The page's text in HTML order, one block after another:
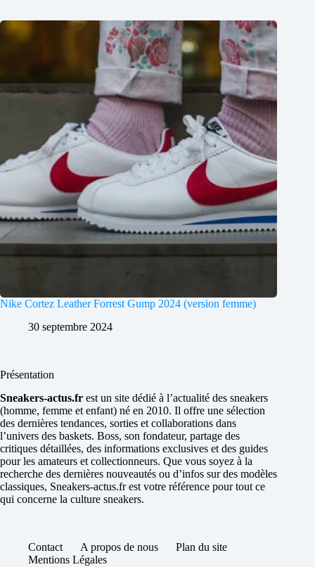
Nike Cortez Leather Forrest Gump 2024 (version femme)
30 septembre 2024
Présentation
Sneakers-actus.fr est un site dédié à l’actualité des sneakers
(homme, femme et enfant) né en 2010. Il offre une sélection
des dernières tendances, sorties et collaborations dans
l’univers des baskets. Boss, son fondateur, partage des
critiques détaillées, des informations exclusives et des guides
pour les amateurs et collectionneurs. Que vous soyez à la
recherche des dernières nouveautés ou d’infos sur des modèles
classiques, Sneakers-actus.fr est votre référence pour tout ce
qui concerne la culture sneakers.
Contact A propos de nous
Plan du site
Mentions Légales